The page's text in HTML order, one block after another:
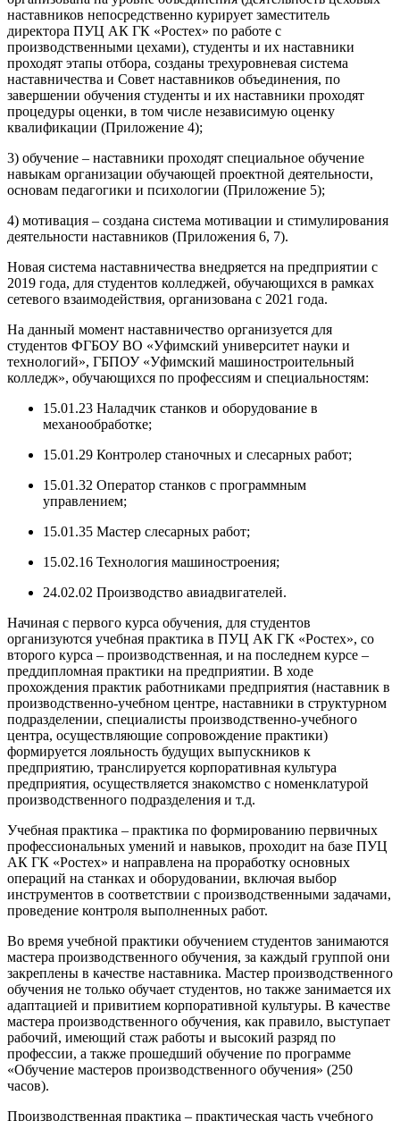
наставников непосредственно курирует заместитель
директора ПУЦ АК ГК «Ростех» по работе с
производственными цехами), студенты и их наставники
проходят этапы отбора, созданы трехуровневая система
наставничества и Совет наставников объединения, по
завершении обучения студенты и их наставники проходят
процедуры оценки, в том числе независимую оценку
квалификации (Приложение 4);
3) обучение – наставники проходят специальное обучение
навыкам организации обучающей проектной деятельности,
основам педагогики и психологии (Приложение 5);
4) мотивация – создана система мотивации и стимулирования
деятельности наставников (Приложения 6, 7).
Новая система наставничества внедряется на предприятии с
2019 года, для студентов колледжей, обучающихся в рамках
сетевого взаимодействия, организована с 2021 года.
На данный момент наставничество организуется для
студентов ФГБОУ ВО «Уфимский университет науки и
технологий», ГБПОУ «Уфимский машиностроительный
колледж», обучающихся по профессиям и специальностям:
15.01.23 Наладчик станков и оборудование в
механообработке;
15.01.29 Контролер станочных и слесарных работ;
15.01.32 Оператор станков с программным
управлением;
15.01.35 Мастер слесарных работ;
15.02.16 Технология машиностроения;
24.02.02 Производство авиадвигателей.
Начиная с первого курса обучения, для студентов
организуются учебная практика в ПУЦ АК ГК «Ростех», со
второго курса – производственная, и на последнем курсе –
преддипломная практики на предприятии. В ходе
прохождения практик работниками предприятия (наставник в
производственно-учебном центре, наставники в структурном
подразделении, специалисты производственно-учебного
центра, осуществляющие сопровождение практики)
формируется лояльность будущих выпускников к
предприятию, транслируется корпоративная культура
предприятия, осуществляется знакомство с номенклатурой
производственного подразделения и т.д.
Учебная практика – практика по формированию первичных
профессиональных умений и навыков, проходит на базе ПУЦ
АК ГК «Ростех» и направлена на проработку основных
операций на станках и оборудовании, включая выбор
инструментов в соответствии с производственными задачами,
проведение контроля выполненных работ.
Во время учебной практики обучением студентов занимаются
мастера производственного обучения, за каждый группой они
закреплены в качестве наставника. Мастер производственного
обучения не только обучает студентов, но также занимается их
адаптацией и привитием корпоративной культуры. В качестве
мастера производственного обучения, как правило, выступает
рабочий, имеющий стаж работы и высокий разряд по
профессии, а также прошедший обучение по программе
«Обучение мастеров производственного обучения» (250
часов).
Производственная практика – практическая часть учебного